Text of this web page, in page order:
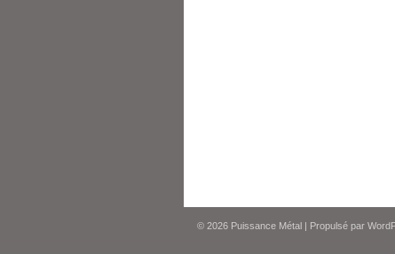
© 2026 Puissance Métal | Propulsé par